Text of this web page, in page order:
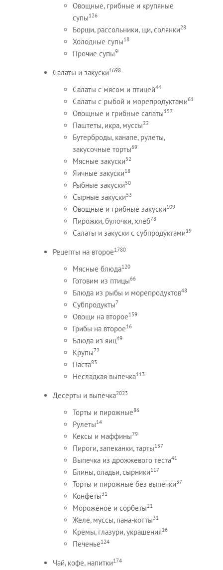
Овощные, грибные и крупяные
супы126
Борщи, рассольники, щи, солянки28
Холодные супы18
Прочие супы9
Салаты и закуски1698
Салаты с мясом и птицей44
Салаты с рыбой и морепродуктами61
Овощные и грибные салаты157
Паштеты, икра, муссы22
Бутерброды, канапе, рулеты,
закусочные торты69
Мясные закуски52
Яичные закуски18
Рыбные закуски50
Сырные закуски53
Овощные и грибные закуски109
Пирожки, булочки, хлеб78
Салаты и закуски с субпродуктами19
Рецепты на второе1780
Мясные блюда120
Готовим из птицы66
Блюда из рыбы и морепродуктов48
Субпродукты7
Овощи на второе159
Грибы на второе16
Блюда из яиц49
Крупы72
Паста83
Несладкая выпечка113
Десерты и выпечка2023
Торты и пирожные86
Рулеты14
Кексы и маффины79
Пироги, запеканки, тарты137
Выпечка из дрожжевого теста41
Блины, оладьи, сырники117
Торты и пирожные без выпечки37
Конфеты31
Мороженое и сорбеты21
Желе, муссы, пана-котты31
Кремы, глазури, украшения16
Печенье124
Чай, кофе, напитки174